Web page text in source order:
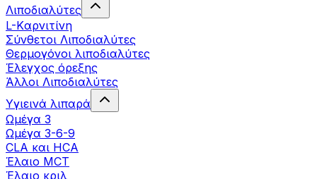
Λιποδιαλύτες
L-Kαρνιτίνη
Σύνθετοι Λιποδιαλύτες
Θερμογόνοι λιποδιαλύτες
Έλεγχος όρεξης
Άλλοι Λιποδιαλύτες
Υγιεινά λιπαρά
Ωμέγα 3
Ωμέγα 3-6-9
CLA και HCA
Έλαιο MCT
Έλαιο κριλ